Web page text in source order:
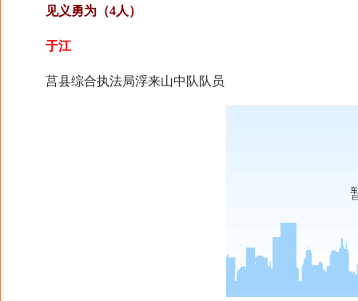
见义勇为（4人）
于江
莒县综合执法局浮来山中队队员